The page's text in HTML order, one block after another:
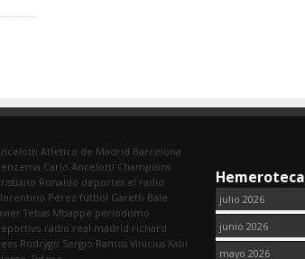
Atletico de Madrid Barcelona
Carlo Ancelotti Champions
Ronaldo deportes el radio
Pérez fútbol Gareth Bale
Tebas Mbappe periodismo
radio real madrid richard
Rodrygo Sergio Ramos Vinicius Xabi
Hemeroteca
julio 2026
junio 2026
mayo 2026